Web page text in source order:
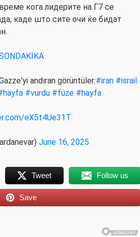
кога лидерите на Г7 се
каде што сите очи ќе бидат
andıran görüntüler:#iran #israil
#vurdu #füze #hayfa
eX5t4Ue31T
June 16, 2025
Tweet Follow us
Save